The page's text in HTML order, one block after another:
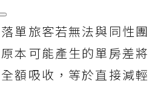
單旅客若無法與同性團
本可能產生的單房差將
額吸收，等於直接減輕